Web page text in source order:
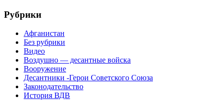
Рубрики
Афганистан
Без рубрики
Видео
Воздушно — десантные войска
Вооружение
Десантники -Герои Советского Союза
Законодательство
История ВДВ